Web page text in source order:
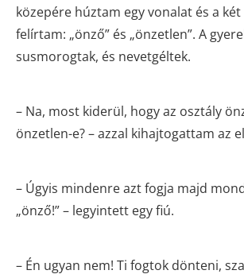
közepére húztam egy vonalat és a
felírtam: „önző” és „önzetlen”. A
susmorogtak, és nevetgéltek.
– Na, most kiderül, hogy az osztály
önzetlen-e? – azzal kihajtogattam az
– Úgyis mindenre azt fogja majd
„önző!” – legyintett egy fiú.
– Én ugyan nem! Ti fogtok dönteni,